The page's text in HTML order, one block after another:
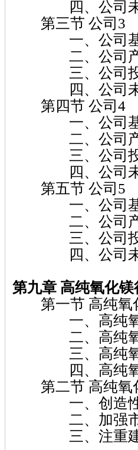
四、公司未
第三节 公司3
一、公司基
二、公司产
三、公司投
四、公司未
第四节 公司4
一、公司基
二、公司产
三、公司投
四、公司未
第五节 公司5
一、公司基
二、公司产
三、公司投
四、公司未
第九章 高纯氧化镁
第一节 高纯氧
一、高纯氧化
二、高纯氧化
三、高纯氧化
四、高纯氧化
第二节 高纯氧
一、创造性
二、加强市
三、注重建设